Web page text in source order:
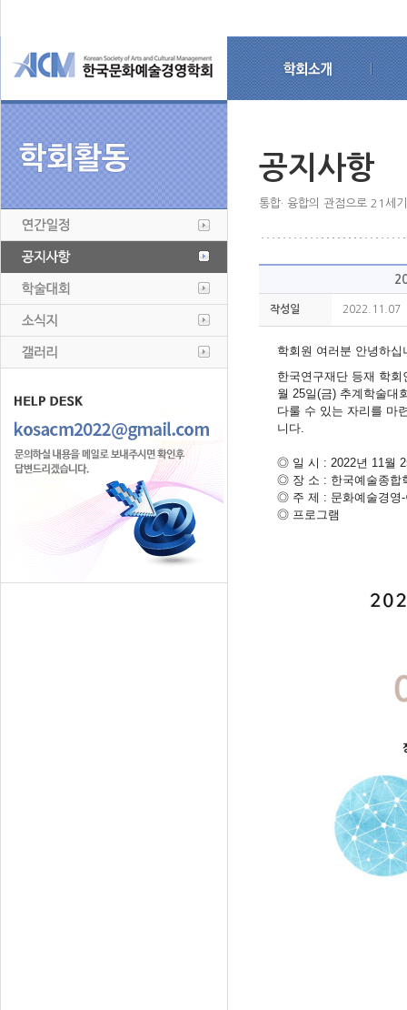
공지사항
통합· 융합의 관점으로 21세
작성일 2022.11.07
학회원 여러분 안녕하십
한국연구재단 등재 학
월 25일(금) 추계학술대
다룰 수 있는 자리를 마
니다
◎ 일 시 : 2022년 11 월
◎ 장 소 : 한국예술종합
◎ 주 제 : 문화예술경영-
◎ 프로그램